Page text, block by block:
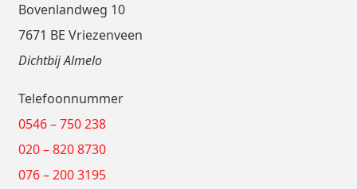
Bovenlandweg 10
7671 BE Vriezenveen
Dichtbij Almelo
Telefoonnummer
0546 – 750 238
020 – 820 8730
076 – 200 3195